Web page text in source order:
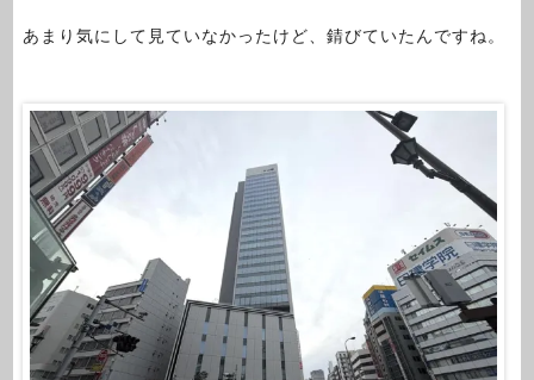
あまり気にして見ていなかったけど、錆びていたんですね。